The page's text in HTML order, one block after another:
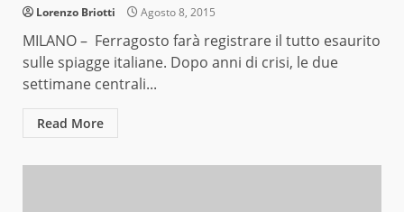
Lorenzo Briotti Agosto 8, 2015
MILANO – Ferragosto farà registrare il tutto esaurito
sulle spiagge italiane. Dopo anni di crisi, le due
settimane centrali...
Read More